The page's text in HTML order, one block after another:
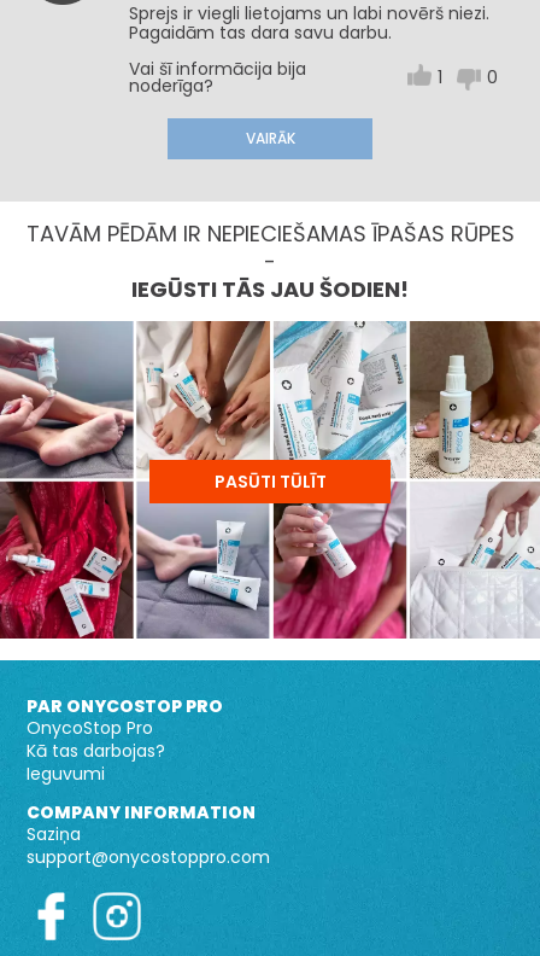
Sprejs ir viegli lietojams un labi novērš niezi.
Pagaidām tas dara savu darbu.
Vai šī informācija bija
noderīga? 1 0
VAIRĀK
TAVĀM PĒDĀM IR NEPIECIEŠAMAS ĪPAŠAS RŪPES
-
IEGŪSTI TĀS JAU ŠODIEN!
PASŪTI TŪLĪT
PAR ONYCOSTOP PRO
OnycoStop Pro
Kā tas darbojas?
Ieguvumi
COMPANY INFORMATION
Saziņa
support@onycostoppro.com